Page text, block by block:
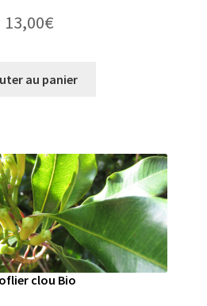
13,00€
au panier
clou Bio